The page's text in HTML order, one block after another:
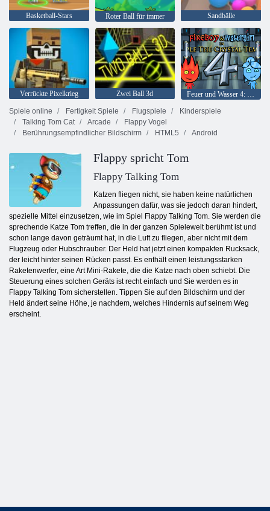
Basketball-Stars Roter Ball für immer Sandbälle
Verrückte Pixelkrieg Zwei Ball 3d
Feuer und Wasser 4: Kristalltempel
Spiele online
Fertigkeit Spiele Flugspiele
Kinderspiele
Talking Tom Cat
Arcade
Flappy Vogel
Berührungsempfindlicher Bildschirm
HTML5 Android
Flappy spricht Tom
Flappy Talking Tom
Katzen fliegen nicht, sie haben keine natürlichen
Anpassungen dafür, was sie jedoch daran hindert,
spezielle Mittel einzusetzen, wie im Spiel Flappy Talking Tom. Sie werden die
sprechende Katze Tom treffen, die in der ganzen Spielewelt berühmt ist und
schon lange davon geträumt hat, in die Luft zu fliegen, aber nicht mit dem
Flugzeug oder Hubschrauber. Der Held hat jetzt einen kompakten Rucksack,
der leicht hinter seinen Rücken passt. Es enthält einen leistungsstarken
Raketenwerfer, eine Art Mini-Rakete, die die Katze nach oben schiebt. Die
Steuerung eines solchen Geräts ist recht einfach und Sie werden es in
Flappy Talking Tom sicherstellen. Tippen Sie auf den Bildschirm und der
Held ändert seine Höhe, je nachdem, welches Hindernis auf seinem Weg
erscheint.